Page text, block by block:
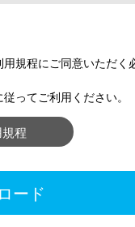
規程にご同意いただく
ってご利用ください。
程
ード